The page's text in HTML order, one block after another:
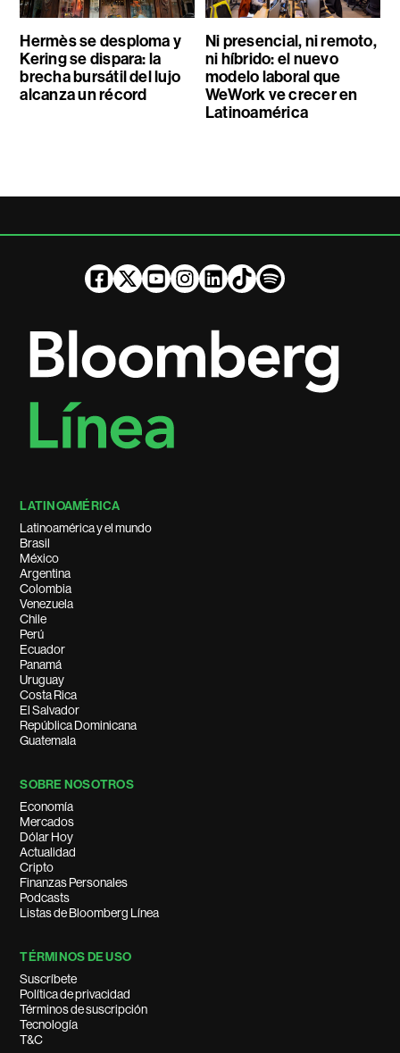
Hermès se desploma y
Kering se dispara: la
brecha bursátil del lujo
alcanza un récord
Ni presencial, ni remoto,
ni híbrido: el nuevo
modelo laboral que
WeWork ve crecer en
Latinoamérica
LATINOAMÉRICA
Latinoamérica y el mundo
Brasil
México
Argentina
Colombia
Venezuela
Chile
Perú
Ecuador
Panamá
Uruguay
Costa Rica
El Salvador
República Dominicana
Guatemala
SOBRE NOSOTROS
Economía
Mercados
Dólar Hoy
Actualidad
Cripto
Finanzas Personales
Podcasts
Listas de Bloomberg Línea
TÉRMINOS DE USO
Suscríbete
Política de privacidad
Términos de suscripción
Tecnología
T&C